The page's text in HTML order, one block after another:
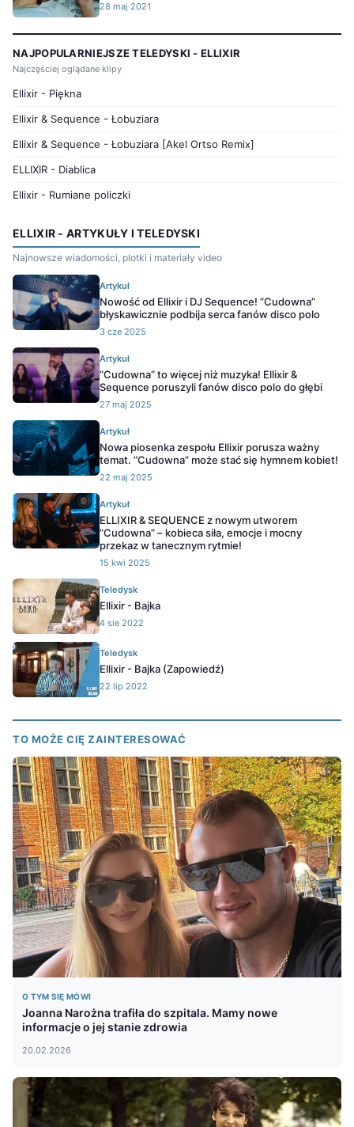
28 maj 2021
NAJPOPULARNIEJSZE TELEDYSKI - ELLIXIR
Najczęściej oglądane klipy
Ellixir - Piękna
Ellixir & Sequence - Łobuziara
Ellixir & Sequence - Łobuziara [Akel Ortso Remix]
ELLIXIR - Diablica
Ellixir - Rumiane policzki
ELLIXIR - ARTYKUŁY I TELEDYSKI
Najnowsze wiadomości, plotki i materiały video
Artykuł
Nowość od Ellixir i DJ Sequence! ”Cudowna”
błyskawicznie podbija serca fanów disco polo
3 cze 2025
Artykuł
”Cudowna” to więcej niż muzyka! Ellixir &
Sequence poruszyli fanów disco polo do głębi
27 maj 2025
Artykuł
Nowa piosenka zespołu Ellixir porusza ważny
temat. ”Cudowna” może stać się hymnem kobiet!
22 maj 2025
Artykuł
ELLIXIR & SEQUENCE z nowym utworem
”Cudowna” – kobieca siła, emocje i mocny
przekaz w tanecznym rytmie!
15 kwi 2025
Teledysk
Ellixir - Bajka
4 sie 2022
Teledysk
Ellixir - Bajka (Zapowiedź)
22 lip 2022
TO MOŻE CIĘ ZAINTERESOWAĆ
O TYM SIĘ MÓWI
Joanna Narożna trafiła do szpitala. Mamy nowe
informacje o jej stanie zdrowia
20.02.2026